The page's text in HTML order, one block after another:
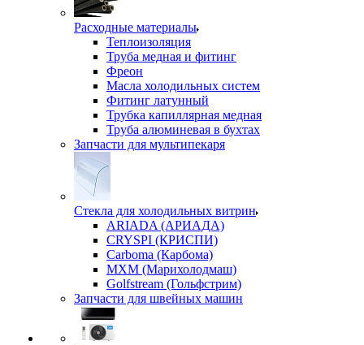
Расходные материалы
Теплоизоляция
Труба медная и фитинг
Фреон
Масла холодильных систем
Фитинг латунный
Трубка капиллярная медная
Труба алюминевая в бухтах
Запчасти для мультипекаря
Стекла для холодильных витрин
ARIADA (АРИАДА)
CRYSPI (КРИСПИ)
Carboma (Карбома)
MXM (Марихолодмаш)
Golfstream (Гольфстрим)
Запчасти для швейных машин